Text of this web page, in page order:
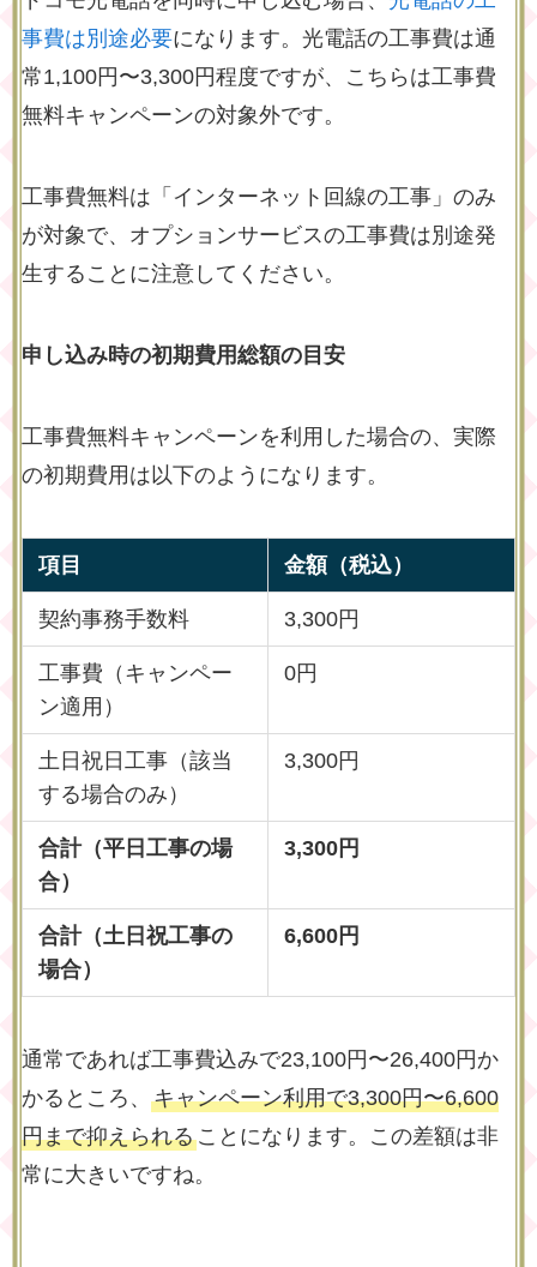
事費は別途必要になります。光電話の工事費は通
常1,100円〜3,300円程度ですが、こちらは工事費
無料キャンペーンの対象外です。
工事費無料は「インターネット回線の工事」のみ
が対象で、オプションサービスの工事費は別途発
生することに注意してください。
申し込み時の初期費用総額の目安
工事費無料キャンペーンを利用した場合の、実際
の初期費用は以下のようになります。
項目 金額（税込）
契約事務手数料 3,300円
工事費（キャンペー
ン適用）
0円
土日祝日工事（該当
する場合のみ）
3,300円
合計（平日工事の場
合）
3,300円
合計（土日祝工事の
場合）
6,600円
通常であれば工事費込みで23,100円〜26,400円か
かるところ、 キャンペーン利用で3,300円〜6,600
円まで抑えられることになります。この差額は非
常に大きいですね。